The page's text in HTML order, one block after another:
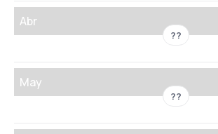
Abr
??
May
??